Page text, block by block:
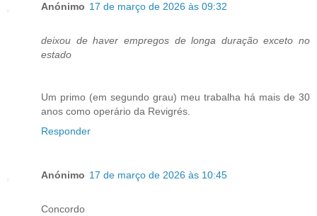
Anónimo 17 de março de 2026 às 09:32
deixou de haver empregos de longa duração exceto no
estado
Um primo (em segundo grau) meu trabalha há mais de 30
anos como operário da Revigrés.
Responder
Anónimo 17 de março de 2026 às 10:45
Concordo